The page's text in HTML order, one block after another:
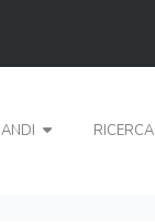
RICERCA